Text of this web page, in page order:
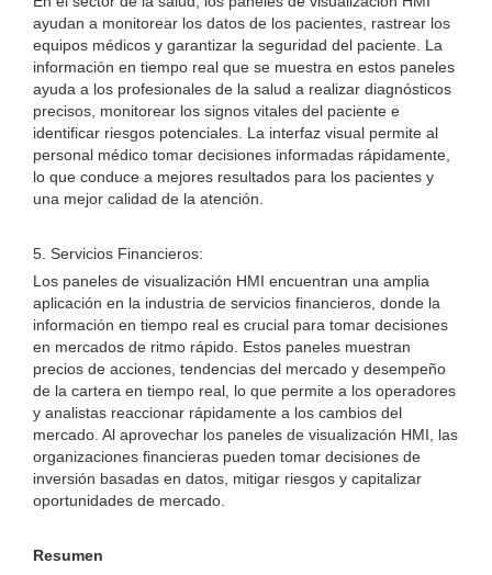
ayudan a monitorear los datos de los pacientes, rastrear los
equipos médicos y garantizar la seguridad del paciente. La
información en tiempo real que se muestra en estos paneles
ayuda a los profesionales de la salud a realizar diagnósticos
precisos, monitorear los signos vitales del paciente e
identificar riesgos potenciales. La interfaz visual permite al
personal médico tomar decisiones informadas rápidamente,
lo que conduce a mejores resultados para los pacientes y
una mejor calidad de la atención.
5. Servicios Financieros:
Los paneles de visualización HMI encuentran una amplia
aplicación en la industria de servicios financieros, donde la
información en tiempo real es crucial para tomar decisiones
en mercados de ritmo rápido. Estos paneles muestran
precios de acciones, tendencias del mercado y desempeño
de la cartera en tiempo real, lo que permite a los operadores
y analistas reaccionar rápidamente a los cambios del
mercado. Al aprovechar los paneles de visualización HMI, las
organizaciones financieras pueden tomar decisiones de
inversión basadas en datos, mitigar riesgos y capitalizar
oportunidades de mercado.
Resumen